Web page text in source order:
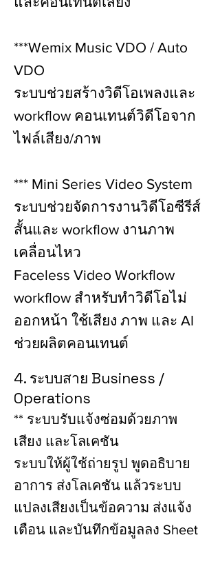
***Wemix Music VDO / Auto
VDO
ระบบช่วยสร้างวิดีโอเพลงและ
workflow คอนเทนต์วิดีโอจาก
ไฟล์เสียง/ภาพ
*** Mini Series Video System
ระบบช่วยจัดการงานวิดีโอซีรีส์
สั้นและ workflow งานภาพ
เคลื่อนไหว
Faceless Video Workflow
workflow สำหรับทำวิดีโอไม่
ออกหน้า ใช้เสียง ภาพ และ AI
ช่วยผลิตคอนเทนต์
4. ระบบสาย Business /
Operations
** ระบบรับแจ้งซ่อมด้วยภาพ
เสียง และโลเคชัน
ระบบให้ผู้ใช้ถ่ายรูป พูดอธิบาย
อาการ ส่งโลเคชัน แล้วระบบ
แปลงเสียงเป็นข้อความ ส่งแจ้ง
เตือน และบันทึกข้อมูลลง Sheet